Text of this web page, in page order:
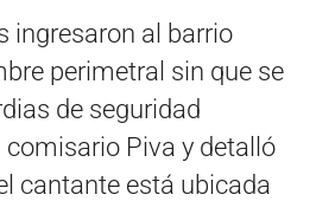
ingresaron al barrio
perimetral sin que se
de seguridad
comisario Piva y detalló
cantante está ubicada